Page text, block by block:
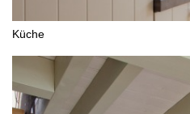
Küche